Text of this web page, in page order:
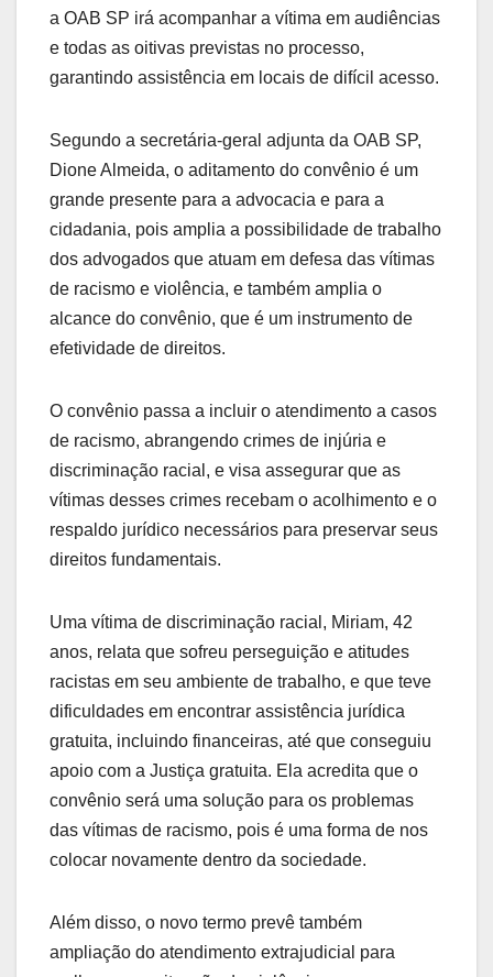
a OAB SP irá acompanhar a vítima em audiências
e todas as oitivas previstas no processo,
garantindo assistência em locais de difícil acesso.
Segundo a secretária-geral adjunta da OAB SP,
Dione Almeida, o aditamento do convênio é um
grande presente para a advocacia e para a
cidadania, pois amplia a possibilidade de trabalho
dos advogados que atuam em defesa das vítimas
de racismo e violência, e também amplia o
alcance do convênio, que é um instrumento de
efetividade de direitos.
O convênio passa a incluir o atendimento a casos
de racismo, abrangendo crimes de injúria e
discriminação racial, e visa assegurar que as
vítimas desses crimes recebam o acolhimento e o
respaldo jurídico necessários para preservar seus
direitos fundamentais.
Uma vítima de discriminação racial, Miriam, 42
anos, relata que sofreu perseguição e atitudes
racistas em seu ambiente de trabalho, e que teve
dificuldades em encontrar assistência jurídica
gratuita, incluindo financeiras, até que conseguiu
apoio com a Justiça gratuita. Ela acredita que o
convênio será uma solução para os problemas
das vítimas de racismo, pois é uma forma de nos
colocar novamente dentro da sociedade.
Além disso, o novo termo prevê também
ampliação do atendimento extrajudicial para